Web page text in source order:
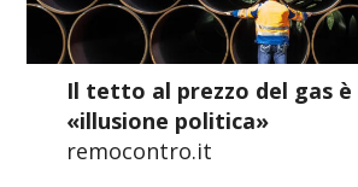
Il tetto al prezzo del gas è
«illusione politica»
remocontro.it